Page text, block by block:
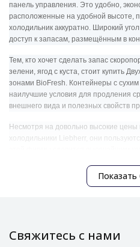
панель управления. Это удобно,
расположенные на удобной высоте,
холодильник аккуратно. Широкий
доступ к запасам, размещённым в
Тем, кто хочет сделать запас
зелени, ягод с куста, стоит купить
зонами BioFresh. Контейнеры с
наилучшие условия для продления
внешнего вида и полезных свойств
Несмотря на довольно высокие
холодильники Liebherr, они
первой свежести продуктов.
Свяжитесь с нами